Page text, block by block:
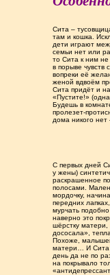
Сита –
там и кошка.
дети играют
семьи нет или
то Сита к ним не
в порыве чувств
вопреки её
женой вдвоём
Сита придёт и
«Пустите!»
Будешь в
пролезет-
дома никого нет
С первых дней
у жены)
раскрашенное
полосами.
мордочку,
передних
мурчать
наверно это
шёрстку матери,
дососала»,
Похоже,
матери… И Сита
день да не по
на покрывало